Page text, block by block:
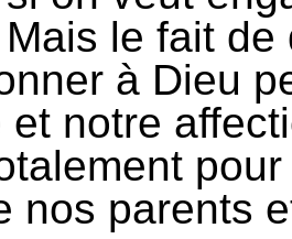
le fait
à Dieu
et notre
nos parents